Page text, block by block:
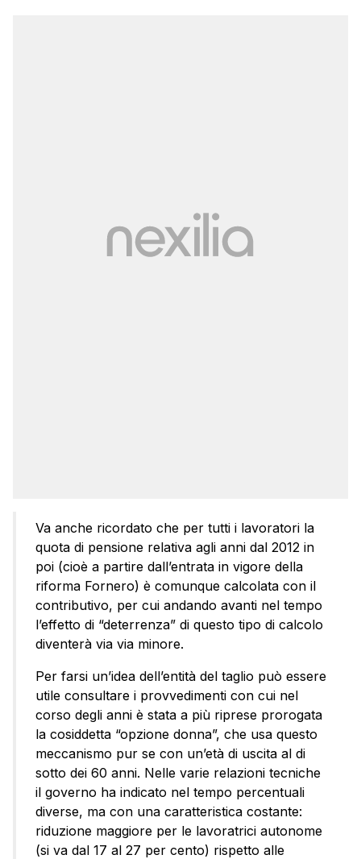
Va anche ricordato che per tutti i lavoratori la
quota di pensione relativa agli anni dal 2012 in
poi (cioè a partire dall’entrata in vigore della
riforma Fornero) è comunque calcolata con il
contributivo, per cui andando avanti nel tempo
l’effetto di “deterrenza” di questo tipo di calcolo
diventerà via via minore.
Per farsi un’idea dell’entità del taglio può essere
utile consultare i provvedimenti con cui nel
corso degli anni è stata a più riprese prorogata
la cosiddetta “opzione donna”, che usa questo
meccanismo pur se con un’età di uscita al di
sotto dei 60 anni. Nelle varie relazioni tecniche
il governo ha indicato nel tempo percentuali
diverse, ma con una caratteristica costante:
riduzione maggiore per le lavoratrici autonome
(si va dal 17 al 27 per cento) rispetto alle